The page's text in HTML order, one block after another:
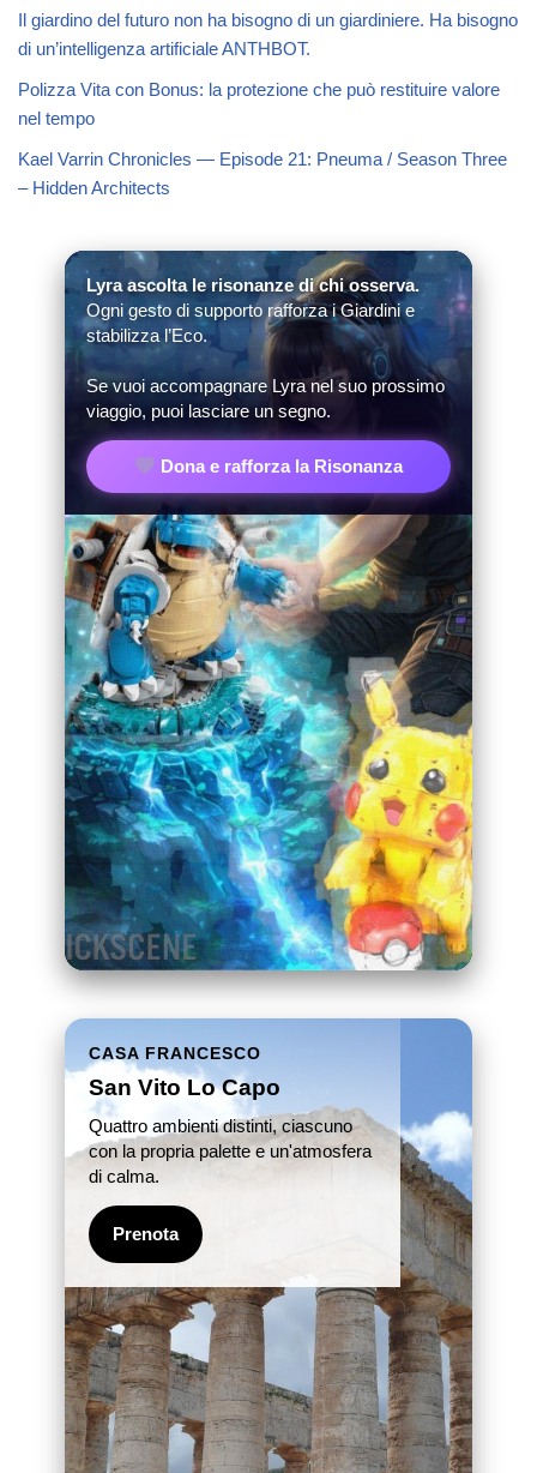
Il giardino del futuro non ha bisogno di un giardiniere. Ha bisogno
di un’intelligenza artificiale ANTHBOT.
Polizza Vita con Bonus: la protezione che può restituire valore
nel tempo
Kael Varrin Chronicles — Episode 21: Pneuma / Season Three
– Hidden Architects
Lyra ascolta le risonanze di chi osserva.
Ogni gesto di supporto rafforza i Giardini e
stabilizza l’Eco.
Se vuoi accompagnare Lyra nel suo prossimo
viaggio, puoi lasciare un segno.
Dona e rafforza la Risonanza
CASA FRANCESCO
San Vito Lo Capo
Quattro ambienti distinti, ciascuno
con la propria palette e un'atmosfera
di calma.
Prenota